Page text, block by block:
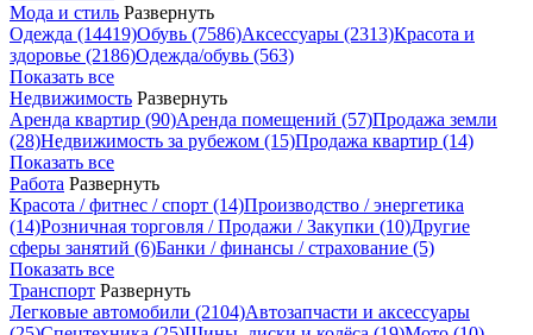
Мода и стиль Развернуть
Одежда (14419)Обувь (7586)Аксессуары (2313)Красота и
здоровье (2186)Одежда/обувь (563)
Показать все
Недвижимость Развернуть
Аренда квартир (90)Аренда помещений (57)Продажа земли
(28)Недвижимость за рубежом (15)Продажа квартир (14)
Показать все
Работа Развернуть
Красота / фитнес / спорт (14)Производство / энергетика
(14)Розничная торговля / Продажи / Закупки (10)Другие
сферы занятий (6)Банки / финансы / страхование (5)
Показать все
Транспорт Развернуть
Легковые автомобили (2104)Автозапчасти и аксессуары